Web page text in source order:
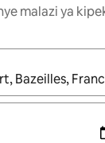
malazi ya
vinjari kwa